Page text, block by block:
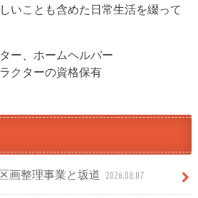
いことも含めた日常生活を綴って
ー、ホームヘルパー
クターの資格保有
画整理事業と坂道 2026.08.07